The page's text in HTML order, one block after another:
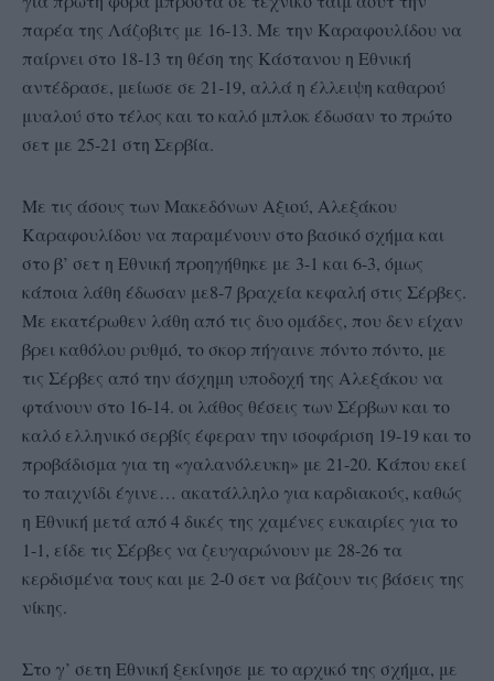
παρέα της Λάζοβιτς με 16-13. Με την Καραφουλίδου να
παίρνει στο 18-13 τη θέση της Κάστανου η Εθνική
αντέδρασε, μείωσε σε 21-19, αλλά η έλλειψη καθαρού
μυαλού στο τέλος και το καλό μπλοκ έδωσαν το πρώτο
σετ με 25-21 στη Σερβία.
Με τις άσους των Μακεδόνων Αξιού, Αλεξάκου
Καραφουλίδου να παραμένουν στο βασικό σχήμα και
στο β’ σετ η Εθνική προηγήθηκε με 3-1 και 6-3, όμως
κάποια λάθη έδωσαν με8-7 βραχεία κεφαλή στις Σέρβες.
Με εκατέρωθεν λάθη από τις δυο ομάδες, που δεν είχαν
βρει καθόλου ρυθμό, το σκορ πήγαινε πόντο πόντο, με
τις Σέρβες από την άσχημη υποδοχή της Αλεξάκου να
φτάνουν στο 16-14. οι λάθος θέσεις των Σέρβων και το
καλό ελληνικό σερβίς έφεραν την ισοφάριση 19-19 και το
προβάδισμα για τη «γαλανόλευκη» με 21-20. Κάπου εκεί
το παιχνίδι έγινε… ακατάλληλο για καρδιακούς, καθώς
η Εθνική μετά από 4 δικές της χαμένες ευκαιρίες για το
1-1, είδε τις Σέρβες να ζευγαρώνουν με 28-26 τα
κερδισμένα τους και με 2-0 σετ να βάζουν τις βάσεις της
νίκης.
Στο γ’ σετη Εθνική ξεκίνησε με το αρχικό της σχήμα, με